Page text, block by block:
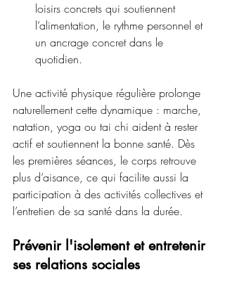
loisirs concrets qui soutiennent
l’alimentation, le rythme personnel et
un ancrage concret dans le
quotidien.
Une activité physique régulière prolonge
naturellement cette dynamique : marche,
natation, yoga ou tai chi aident à rester
actif et soutiennent la bonne santé. Dès
les premières séances, le corps retrouve
plus d’aisance, ce qui facilite aussi la
participation à des activités collectives et
l’entretien de sa santé dans la durée.
Prévenir l'isolement et entretenir
ses relations sociales